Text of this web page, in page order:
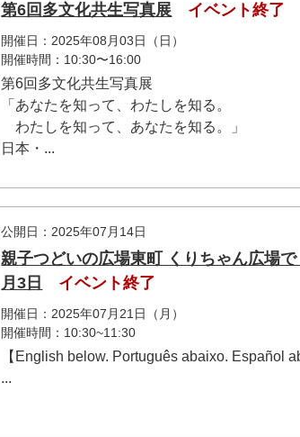
第6回多文化共生写真展 イベント終了
開催日：2025年08月03日（日）
開催時間：10:30〜16:00
第6回多文化共生写真展
「あなたを知って、わたしを知る。
わたしを知って、あなたを知る。」
日本・...
公開日：2025年07月14日
親子つどいの広場東町 くりちゃん広場
月3日
イベント終了
開催日：2025年07月21日（月）
開催時間：10:30~11:30
【English below. Português abaixo. Español
...